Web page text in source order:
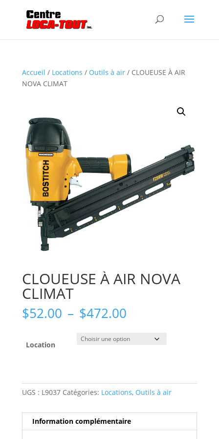
Accueil / Locations / Outils à air/ CLOUEUSE À AIR
NOVA CLIMAT
CLOUEUSE À AIR NOVA
CLIMAT
$52.00 – $472.00Plage
prix :
$52.00
Location
UGS : L9037 Catégories: Locations, Outils à air
Information complémentaire